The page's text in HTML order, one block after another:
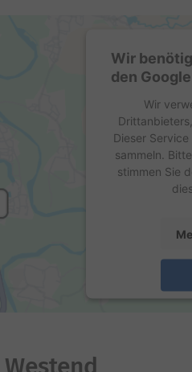
Wir
den
Wir
Dieser
sammeln.
stimmen Sie